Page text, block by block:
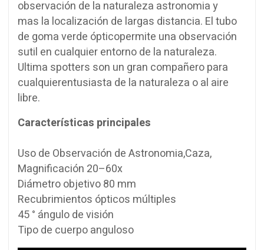
observación de la naturaleza astronomia y
mas la localización de largas distancia. El tubo
de gomaverde ópticopermite una observación
sutil en cualquier entorno de la naturaleza.
Ultima spotters son un gran compañero para
cualquierentusiasta de la naturaleza oal aire
libre.
Características principales
Usode Observación de Astronomia,Caza,
Magnificación 20–60x
Diámetro objetivo80 mm
Recubrimientos ópticos múltiples
45 ° ángulo de visión
Tipo de cuerpo anguloso